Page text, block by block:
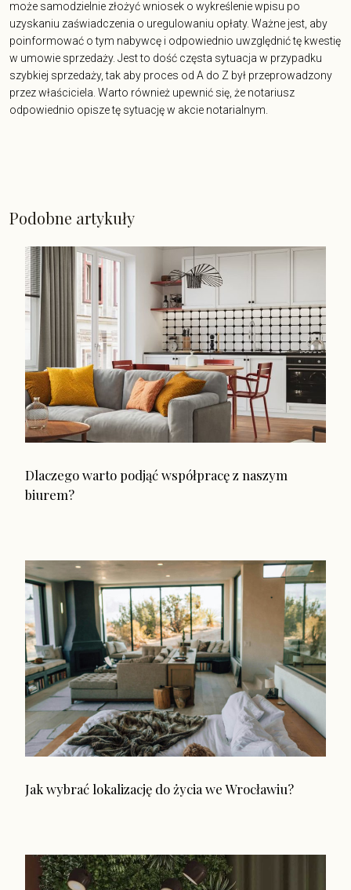
może samodzielnie złożyć wniosek o wykreślenie wpisu po
uzyskaniu zaświadczenia o uregulowaniu opłaty. Ważne jest, aby
poinformować o tym nabywcę i odpowiednio uwzględnić tę kwestię
w umowie sprzedaży. Jest to dość częsta sytuacja w przypadku
szybkiej sprzedaży, tak aby proces od A do Z był przeprowadzony
przez właściciela. Warto również upewnić się, że notariusz
odpowiednio opisze tę sytuację w akcie notarialnym.
Podobne artykuły
Dlaczego warto podjąć współpracę z naszym
biurem?
Jak wybrać lokalizację do życia we Wrocławiu?